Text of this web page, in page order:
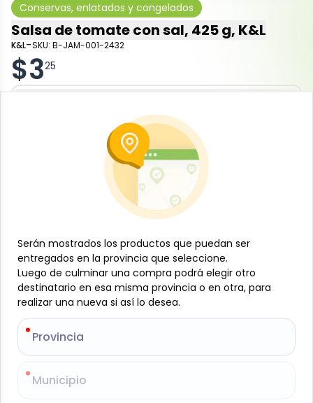
Conservas, enlatados y congelados
Salsa de tomate con sal, 425 g, K&L
K&L-SKU: B-JAM-001-2432
$325
Añadir al carrito
Salsa de tomate con sal, 425 g, K&L. Esta salsa de
tomate es un producto básico en la cocina cubana,
ideal para realzar el sabor de tus platos. Elaborada
con tomates seleccionados y un toque justo de sal,
ofrece una textura suave y un sabor auténtico.
Perfecta para pastas, pizzas, guisos y como base
para sopas y salsas.
Marca: K&L
Beneficios: Práctica, económica, larga vida útil
Serán mostrados los productos que puedan ser
entregados en la provincia que seleccione.
Luego de culminar una compra podrá elegir otro
destinatario en esa misma provincia o en otra, para
realizar una nueva si así lo desea.
Provincia
Municipio
Serán mostrados los productos que puedan ser
entregados en la provincia que seleccione.
Luego de culminar una compra podrá elegir otro
destinatario en esa misma provincia o en otra, para
realizar una nueva si así lo desea.
Provincia
Municipio